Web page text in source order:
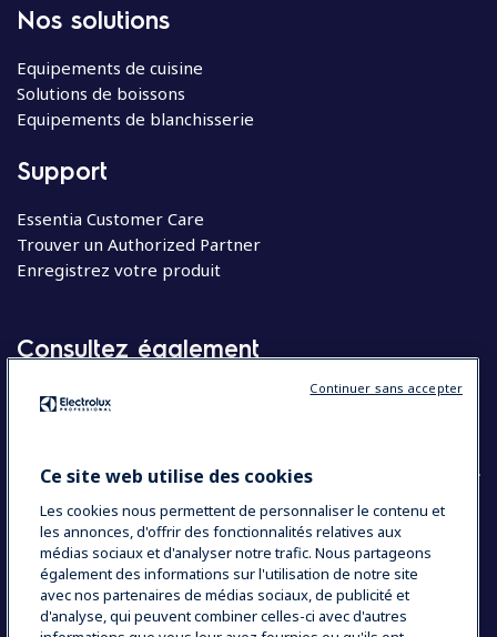
Nos solutions
Equipements de cuisine
Solutions de boissons
Equipements de blanchisserie
Support
Essentia Customer Care
Trouver un Authorized Partner
Enregistrez votre produit
Consultez également
Molteni
Appareils électroménagers
COUNTRY AND LANGUAGE
VOTRE SÉLECTION : BELGIQUE
Ce site web utilise des cookies
Les cookies nous permettent de personnaliser le contenu et
les annonces, d'offrir des fonctionnalités relatives aux
médias sociaux et d'analyser notre trafic. Nous partageons
également des informations sur l'utilisation de notre site
avec nos partenaires de médias sociaux, de publicité et
d'analyse, qui peuvent combiner celles-ci avec d'autres
Continuer sans accepter